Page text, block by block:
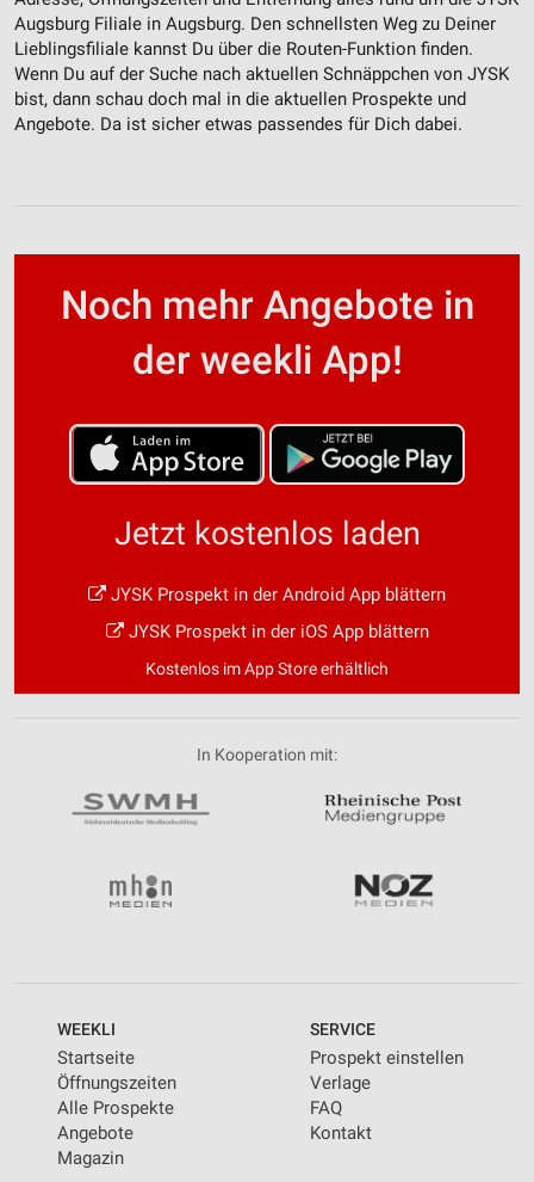
Augsburg Filiale in Augsburg. Den schnellsten Weg zu Deiner
Lieblingsfiliale kannst Du über die Routen-Funktion finden.
Wenn Du auf der Suche nach aktuellen Schnäppchen von JYSK
bist, dann schau doch mal in die aktuellen Prospekte und
Angebote. Da ist sicher etwas passendes für Dich dabei.
Noch mehr Angebote in
der weekli App!
Jetzt kostenlos laden
JYSK Prospekt in der Android App blättern
JYSK Prospekt in der iOS App blättern
Kostenlos im App Store erhältlich
In Kooperation mit:
WEEKLI
Startseite
Öffnungszeiten
Alle Prospekte
Angebote
Magazin
SERVICE
Prospekt einstellen
Verlage
FAQ
Kontakt